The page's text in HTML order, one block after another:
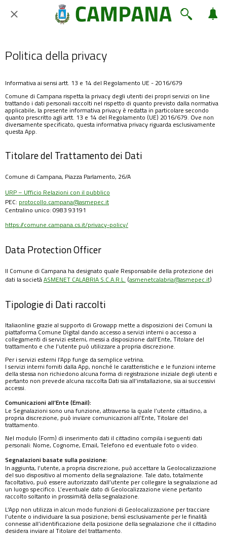
Politica della privacy
Informativa ai sensi artt. 13 e 14 del Regolamento UE - 2016/679
Comune di Campana rispetta la privacy degli utenti dei propri servizi on line
trattando i dati personali raccolti nel rispetto di quanto previsto dalla normativa
applicabile, la presente informativa privacy è redatta in particolare secondo
quanto prescritto agli artt. 13 e 14 del Regolamento (UE) 2016/679. Ove non
diversamente specificato, questa informativa privacy riguarda esclusivamente
questa App.
Titolare del Trattamento dei Dati
Comune di Campana, Piazza Parlamento, 26/A
URP – Ufficio Relazioni con il pubblico
PEC: protocollo.campana@asmepec.it
Centralino unico: 0983 93191
https://comune.campana.cs.it/privacy-policy/
Data Protection Officer
Il Comune di Campana ha designato quale Responsabile della protezione dei
dati la societàASMENET CALABRIA S.C.A.R.L. (asmenetcalabria@asmepec.it)
Tipologie di Dati raccolti
Italiaonline grazie al supporto di Growapp mette a disposizioni dei Comuni la
piattaforma Comune Digital dando accesso a servizi interni o accesso a
collegamenti di servizi esterni, messi a disposizione dall’Ente, Titolare del
trattamento e che l’utente può utilizzare a propria discrezione.
Per i servizi esterni l’App funge da semplice vetrina.
I servizi interni forniti dalla App, nonché le caratteristiche e le funzioni interne
della stessa non richiedono alcuna forma di registrazione iniziale degli utenti e
pertanto non prevede alcuna raccolta Dati sia all’installazione, sia ai successivi
accessi.
Comunicazioni all’Ente (Email):
Le Segnalazioni sono una funzione, attraverso la quale l’utente cittadino, a
propria discrezione, può inviare comunicazioni all’Ente, Titolare del
trattamento.
Nel modulo (Form) di inserimento dati il cittadino compila i seguenti dati
personali: Nome, Cognome, Email, Telefono ed eventuale foto o video.
Segnalazioni basate sulla posizione:
In aggiunta, l’utente, a propria discrezione, può accettare la Geolocalizzazione
del suo dispositivo al momento della segnalazione. Tale dato, totalmente
facoltativo, può essere autorizzato dall’utente per collegare la segnalazione ad
un luogo specifico. L’eventuale dato di Geolocalizzazione viene pertanto
raccolto soltanto in prossimità della segnalazione.
L’App non utilizza in alcun modo funzioni di Geolocalizzazione per tracciare
l’utente o individuare la sua posizione; bensì esclusivamente per le finalità
connesse all’identificazione della posizione della segnalazione che il cittadino
desidera inviare al Titolare del trattamento.